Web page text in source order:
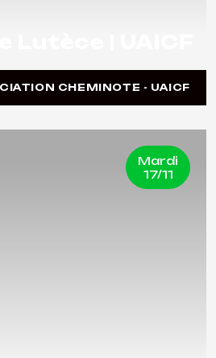
CHEMINOTE - UAICF
Mardi
17/11